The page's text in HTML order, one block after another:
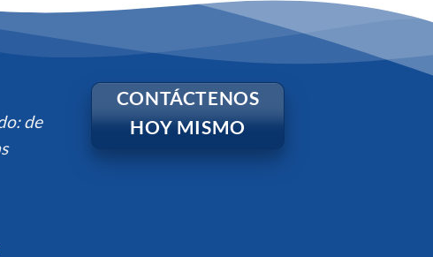
de
CONTÁCTENOS
HOY MISMO